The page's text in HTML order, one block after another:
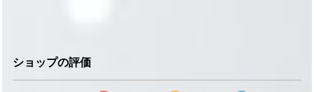
ショップの評価